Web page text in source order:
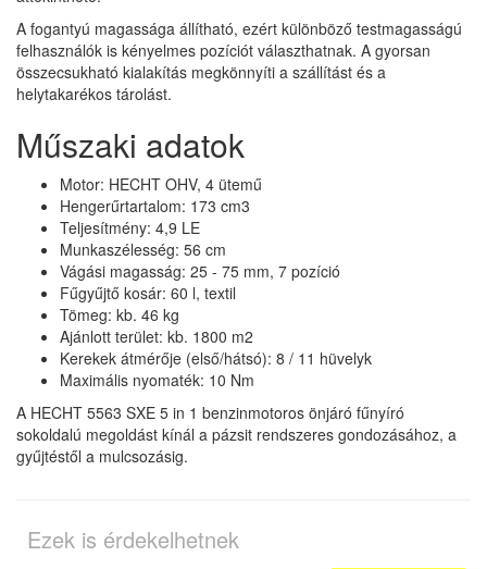
A fogantyú magassága állítható, ezért különböző testmagasságú
felhasználók is kényelmes pozíciót választhatnak. A gyorsan
összecsukható kialakítás megkönnyíti a szállítást és a
helytakarékos tárolást.
Műszaki adatok
Motor: HECHT OHV, 4 ütemű
Hengerűrtartalom: 173 cm3
Teljesítmény: 4,9 LE
Munkaszélesség: 56 cm
Vágási magasság: 25 - 75 mm, 7 pozíció
Fűgyűjtő kosár: 60 l, textil
Tömeg: kb. 46 kg
Ajánlott terület: kb. 1800 m2
Kerekek átmérője (első/hátsó): 8 / 11 hüvelyk
Maximális nyomaték: 10 Nm
A HECHT 5563 SXE 5 in 1 benzinmotoros önjáró fűnyíró
sokoldalú megoldást kínál a pázsit rendszeres gondozásához, a
gyűjtéstől a mulcsozásig.
Ezek is érdekelhetnek